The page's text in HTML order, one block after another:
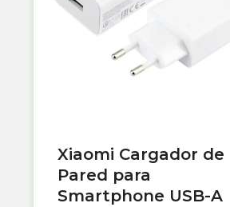
Xiaomi Cargador de
Pared para
Smartphone USB-A